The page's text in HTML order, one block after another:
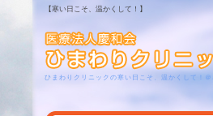
【寒い日こそ、温かくして！】
ひまわりクリニックの寒い日こそ、温かくして！